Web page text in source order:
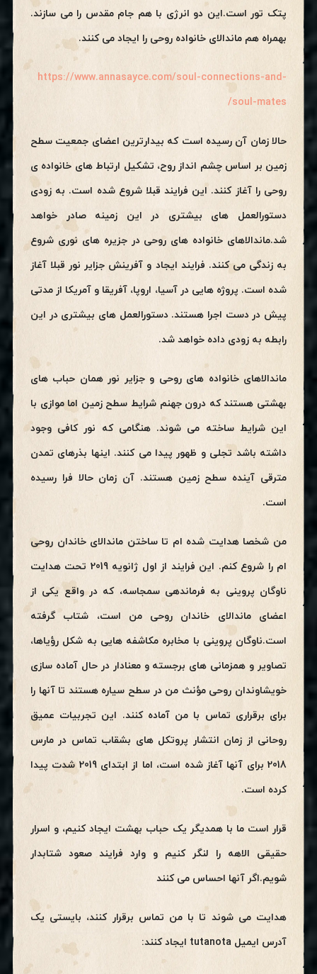
پتک تور است.این دو انرژی با هم جام مقدس را می سازند.
بهمراه هم ماندالای خانواده روحی را ایجاد می کنند.
https://www.annasayce.com/soul-connections-and-
soul-mates/
حالا زمان آن رسیده است که بیدارترین اعضای جمعیت سطح
زمین بر اساس چشم انداز روح، تشکیل ارتباط های خانواده ی
روحی را آغاز کنند. این فرایند قبلا شروع شده است. به زودی
دستورالعمل های بیشتری در این زمینه صادر خواهد
شد.ماندالاهای خانواده های روحی در جزیره های نوری شروع
به زندگی می کنند. فرایند ایجاد و آفرینش جزایر نور قبلا آغاز
شده است. پروژه هایی در آسیا، اروپا، آفریقا و آمریکا از مدتی
پیش در دست اجرا هستند. دستورالعمل های بیشتری در این
رابطه به زودی داده خواهد شد.
ماندالاهای خانواده های روحی و جزایر نور همان حباب های
بهشتی هستند که درون جهنم شرایط سطح زمین اما موازی با
این شرایط ساخته می شوند. هنگامی که نور کافی وجود
داشته باشد تجلی و ظهور پیدا می کنند. اینها بذرهای تمدن
مترقی آینده سطح زمین هستند. آن زمان حالا فرا رسیده
است.
من شخصا هدایت شده ام تا ساختن ماندالای خاندان روحی
ام را شروع کنم. این فرایند از اول ژانویه 2019 تحت هدایت
ناوگان پروینی به فرماندهی سمجاسه، که در واقع یکی از
اعضای ماندالای خاندان روحی من است، شتاب گرفته
است.ناوگان پروینی با مخابره مکاشفه هایی به شکل رؤیاها،
تصاویر و همزمانی های برجسته و معنادار در حال آماده سازی
خویشاوندان روحی مؤنث من در سطح سیاره هستند تا آنها را
برای برقراری تماس با من آماده کنند. این تجربیات عمیق
روحانی از زمان انتشار پروتکل های بشقاب تماس در مارس
2018 برای آنها آغاز شده است، اما از ابتدای 2019 شدت پیدا
کرده است.
قرار است ما با همدیگر یک حباب بهشت ایجاد کنیم، و اسرار
حقیقی الاهه را لنگر کنیم و وارد فرایند صعود شتابدار
شویم.اگر آنها احساس می کنند
هدایت می شوند تا با من تماس برقرار کنند، بایستی یک
آدرس ایمیل tutanota ایجاد کنند: